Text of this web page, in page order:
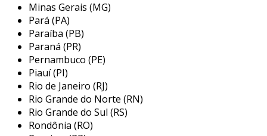
disponíveis no mercado, cada um com suas
próprias características e vantagens. a escolha
do modelo ideal pode depender do tipo de saia
que você tem, assim como do espaço disponível
e de suas preferências pessoais. algumas das
principais variantes incluem:
cabide de saia com clipes:
saias de diferentes tamanhos e tecidos,
Minas Gerais (MG)
Pará (PA)
Paraíba (PB)
Paraná (PR)
Pernambuco (PE)
Piauí (PI)
Rio de Janeiro (RJ)
Rio Grande do Norte (RN)
Rio Grande do Sul (RS)
Rondônia (RO)